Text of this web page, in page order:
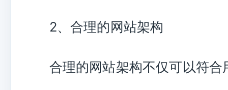
2、合理的网站架构
合理的网站架构不仅可以符合